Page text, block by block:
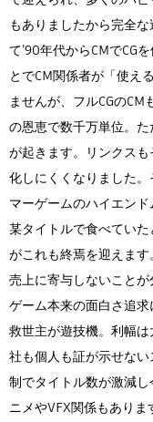
もありましたから完全
て’90年代からCMでCG
とでCM関係者が「使え
ませんが、フルCGの
の恩恵で数千万単位。
が起きます。リンクス
化しにくくなりました
マーゲームのハイエン
某タイトルで食べてい
がこれも終焉を迎えま
売上に寄与しないことが
ゲーム本来の面白さ追
救世主が遊技機。利幅
社も個人も証が示せな
制でタイトル数が激減
ニメやVFX関係もあり